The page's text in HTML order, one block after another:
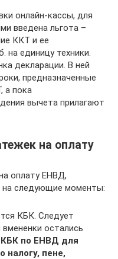
онлайн-кассы, для
введена льгота –
ККТ и ее
на единицу техники.
декларации. В ней
предназначенные
а пока
вычета прилагают
на оплату
оплату ЕНВД,
на следующие моменты:
КБК. Следует
остались
по ЕНВД для
налогу, пене,